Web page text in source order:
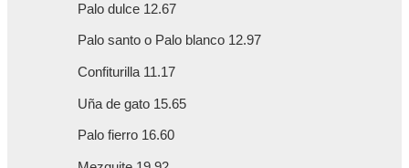
Palo dulce 12.67
Palo santo o Palo blanco 12.97
Confiturilla 11.17
Uña de gato 15.65
Palo fierro 16.60